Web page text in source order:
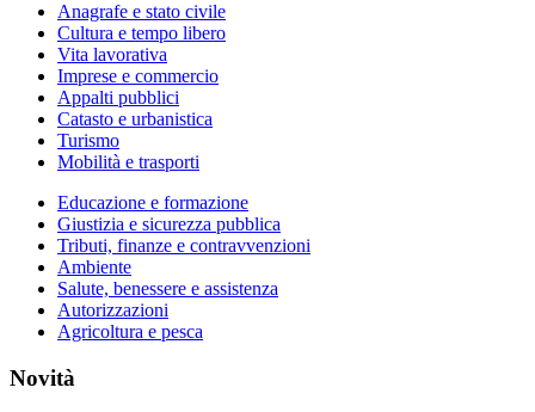
Anagrafe e stato civile
Cultura e tempo libero
Vita lavorativa
Imprese e commercio
Appalti pubblici
Catasto e urbanistica
Turismo
Mobilità e trasporti
Educazione e formazione
Giustizia e sicurezza pubblica
Tributi, finanze e contravvenzioni
Ambiente
Salute, benessere e assistenza
Autorizzazioni
Agricoltura e pesca
Novità